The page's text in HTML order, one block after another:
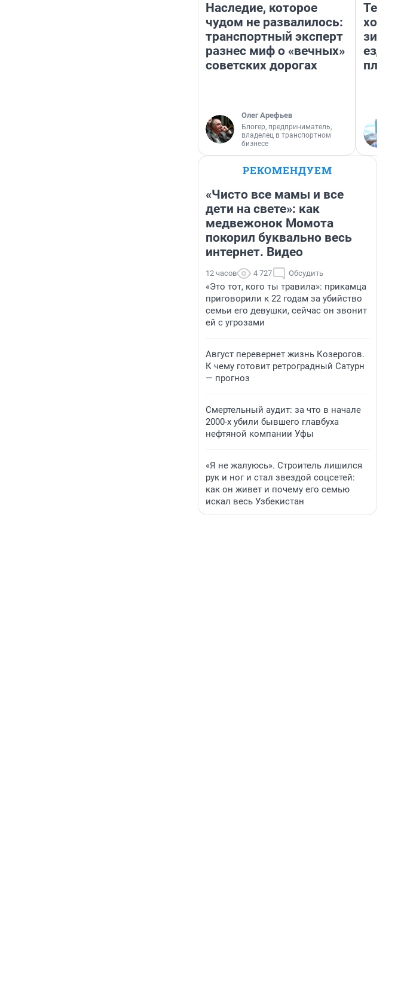
Наследие, которое
чудом не развалилось:
транспортный эксперт
разнес миф о «вечных»
советских дорогах
Олег Арефьев
Блогер, предприниматель,
владелец в транспортном
бизнесе
ездит
РЕКОМЕНДУЕМ
«Чисто все мамы и все
дети на свете»: как
медвежонок Момота
покорил буквально весь
интернет. Видео
12 часов 4 727 Обсудить
«Это тот, кого ты травила»: прикамца
приговорили к 22 годам за убийство
семьи его девушки, сейчас он звонит
ей с угрозами
Август перевернет жизнь Козерогов.
К чему готовит ретроградный Сатурн
— прогноз
Смертельный аудит: за что в начале
2000-х убили бывшего главбуха
нефтяной компании Уфы
«Я не жалуюсь». Строитель лишился
рук и ног и стал звездой соцсетей:
как он живет и почему его семью
искал весь Узбекистан